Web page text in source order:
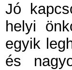
Jó
helyi
egyik
és